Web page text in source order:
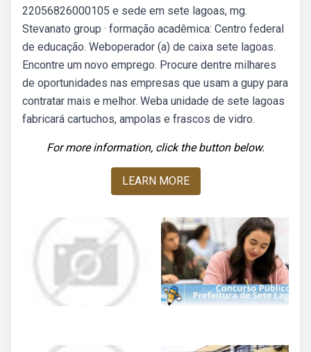
22056826000105 e sede em sete lagoas, mg.
Stevanato group · formação acadêmica: Centro federal
de educação. Weboperador (a) de caixa sete lagoas.
Encontre um novo emprego. Procure dentre milhares
de oportunidades nas empresas que usam a gupy para
contratar mais e melhor. Weba unidade de sete lagoas
fabricará cartuchos, ampolas e frascos de vidro.
For more information, click the button below.
LEARN MORE